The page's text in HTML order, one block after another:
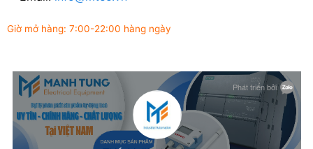
Giờ mở hàng: 7:00-22:00 hàng ngày